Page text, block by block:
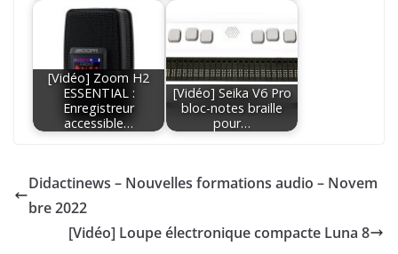
[Vidéo] Zoom H2
ESSENTIAL :
Enregistreur
accessible…
[Vidéo] Seika V6 Pro
bloc-notes braille
pour…
Didactinews – Nouvelles formations audio – Novem
bre 2022
[Vidéo] Loupe électronique compacte Luna 8